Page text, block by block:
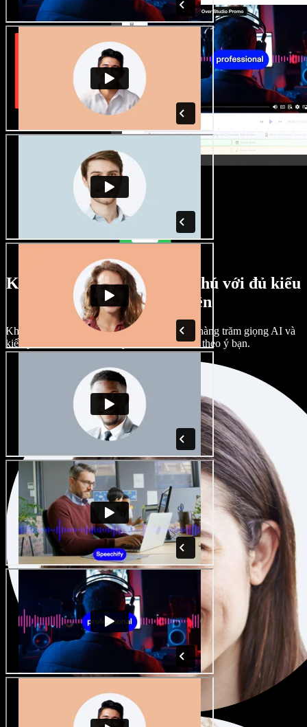
Kho giọng nam, nữ phong phú với đủ kiểu
giọng vùng miền
Không dự án nào phải giống nhau. Chọn từ hàng trăm giọng AI và
kiểu phát âm khác nhau; tùy chỉnh hoàn toàn theo ý bạn.